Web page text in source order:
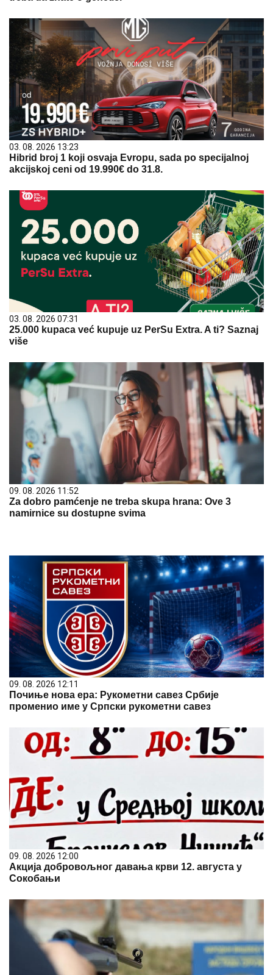
03. 08. 2026 13:23
Hibrid broj 1 koji osvaja Evropu, sada po specijalnoj
akcijskoj ceni od 19.990€ do 31.8.
03. 08. 2026 07:31
25.000 kupaca već kupuje uz PerSu Extra. A ti? Saznaj
više
09. 08. 2026 11:52
Za dobro pamćenje ne treba skupa hrana: Ove 3
namirnice su dostupne svima
09. 08. 2026 12:11
Почиње нова ера: Рукометни савез Србије
променио име у Српски рукометни савез
09. 08. 2026 12:00
Акција добровољног давања крви 12. августа у
Сокобањи